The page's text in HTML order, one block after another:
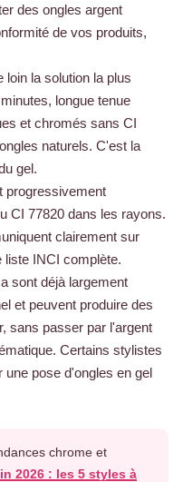
des ongles argent
de vos produits,
la solution la plus
longue tenue
et chromés sans CI
naturels. C'est la
gel.
progressivement
CI 77820 dans les rayons.
clairement sur
liste INCI complète.
sont déjà largement
et peuvent produire des
sans passer par l'argent
Certains stylistes
une pose d'ongles en gel
chrome et
2026 : les 5 styles à